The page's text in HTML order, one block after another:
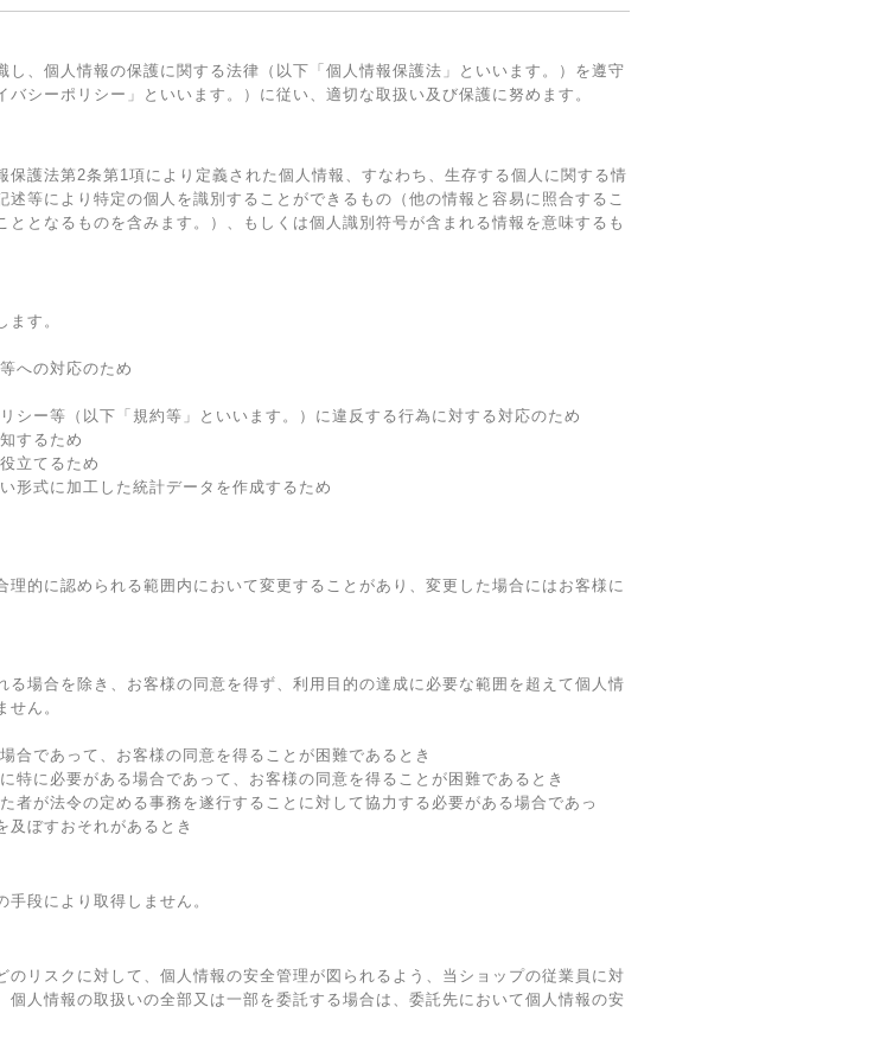
、個人情報の保護に関する法律（以下「個人情報保護法」といいます。）を遵守
シーポリシー」といいます。）に従い、適切な取扱い及び保護に努めます。
護法第2条第1項により定義された個人情報、すなわち、生存する個人に関する情
等により特定の個人を識別することができるもの（他の情報と容易に照合するこ
となるものを含みます。）、もしくは個人識別符号が含まれる情報を意味するも
す。
への対応のため
シー等（以下「規約等」といいます。）に違反する行為に対する対応のため
するため
立てるため
形式に加工した統計データを作成するため
的に認められる範囲内において変更することがあり、変更した場合にはお客様に
場合を除き、お客様の同意を得ず、利用目的の達成に必要な範囲を超えて個人情
ん。
合であって、お客様の同意を得ることが困難であるとき
特に必要がある場合であって、お客様の同意を得ることが困難であるとき
者が法令の定める事務を遂行することに対して協力する必要がある場合であっ
及ぼすおそれがあるとき
段により取得しません。
リスクに対して、個人情報の安全管理が図られるよう、当ショップの従業員に対
人情報の取扱いの全部又は一部を委託する場合は、委託先において個人情報の安